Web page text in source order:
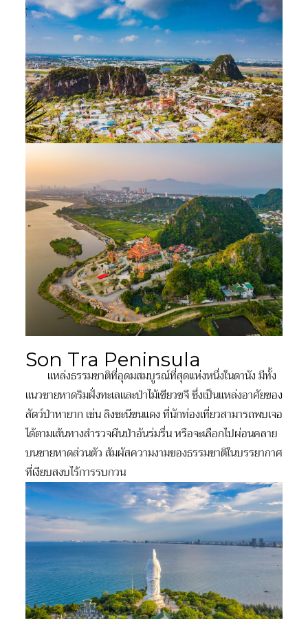
Son Tra Peninsula
แหล่งธรรมชาติที่อุดมสมบูรณ์ที่สุดแห่งหนึ่งในดานัง มีทั้ง
แนวชายหาดริมฝั่งทะเลและป่าไม้เขียวขจี ซึ่งเป็นแหล่งอาศัยของ
สัตว์ป่าหายาก เช่น ลิงชะนีขนแดง ที่นักท่องเที่ยวสามารถพบเจอ
ได้ตามเส้นทางสำรวจผืนป่าอันร่มรื่น หรือจะเลือกไปผ่อนคลาย
บนชายหาดส่วนตัว สัมผัสความงามของธรรมชาติในบรรยากาศ
ที่เงียบสงบไร้การรบกวน